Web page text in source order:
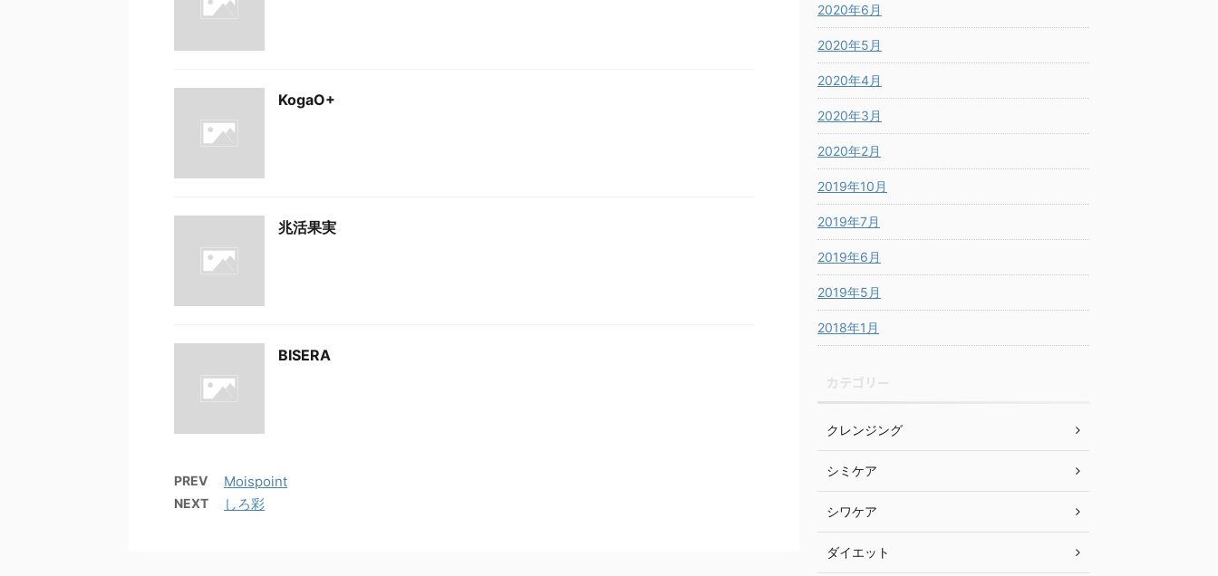
KogaO+
兆活果実
BISERA
PREV Moispoint
NEXT しろ彩
2020年6月
2020年5月
2020年4月
2020年3月
2020年2月
2019年10月
2019年7月
2019年6月
2019年5月
2018年1月
クレンジング
シミケア
シワケア
ダイエット